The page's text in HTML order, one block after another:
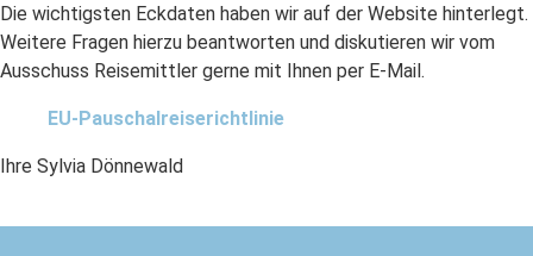
Die wichtigsten Eckdaten haben wir auf der Website hinterlegt.
Weitere Fragen hierzu beantworten und diskutieren wir vom
Ausschuss Reisemittler gerne mit Ihnen per E-Mail.
EU-Pauschalreiserichtlinie
Ihre Sylvia Dönnewald